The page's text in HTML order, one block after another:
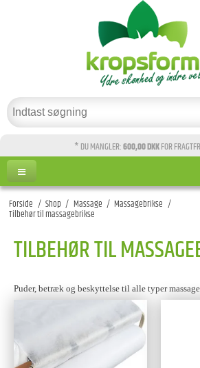
* DU MANGLER:600,00 DKKFOR
Forside / Shop / Massage / Massagebrikse /
Tilbehør til massagebrikse
TILBEHØR TIL
Puder, betræk og beskyttelse til alle typer